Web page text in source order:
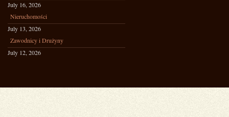
July 16, 2026
Nieruchomości
July 13, 2026
Zawodnicy i Drużyny
July 12, 2026